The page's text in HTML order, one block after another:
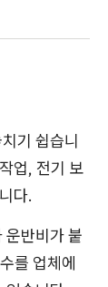
기 쉽습니
업, 전기 보
다.
운반비가 붙
를 업체에